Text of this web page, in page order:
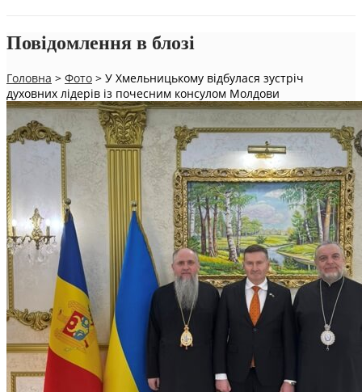
Повідомлення в блозі
Головна > Фото > У Хмельницькому відбулася зустріч
духовних лідерів із почесним консулом Молдови